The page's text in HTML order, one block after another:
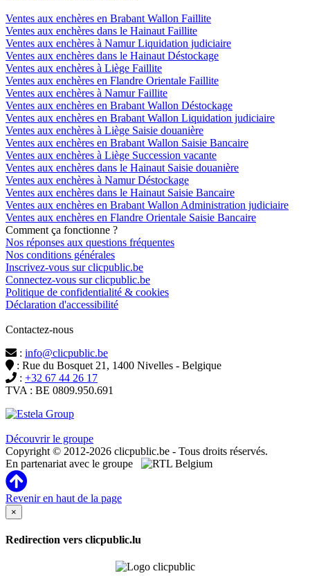
Ventes aux enchères en Brabant Wallon Faillite
Ventes aux enchères dans le Hainaut Faillite
Ventes aux enchères à Namur Liquidation judiciaire
Ventes aux enchères dans le Hainaut Déstockage
Ventes aux enchères à Liège Faillite
Ventes aux enchères en Flandre Orientale Faillite
Ventes aux enchères à Namur Faillite
Ventes aux enchères en Brabant Wallon Déstockage
Ventes aux enchères en Brabant Wallon Liquidation judiciaire
Ventes aux enchères à Liège Saisie douanière
Ventes aux enchères en Brabant Wallon Saisie Bancaire
Ventes aux enchères à Liège Succession vacante
Ventes aux enchères dans le Hainaut Saisie douanière
Ventes aux enchères à Namur Déstockage
Ventes aux enchères dans le Hainaut Saisie Bancaire
Ventes aux enchères en Brabant Wallon Administration judiciaire
Ventes aux enchères en Flandre Orientale Saisie Bancaire
Comment ça fonctionne ?
Nos réponses aux questions fréquentes
Nos conditions générales
Inscrivez-vous sur clicpublic.be
Connectez-vous sur clicpublic.be
Politique de confidentialité & cookies
Déclaration d'accessibilité
Contactez-nous
: info@clicpublic.be
: Rue du Bosquet 21, 1400 Nivelles - Belgique
: +32 67 44 26 17
TVA : BE 0809.950.691
Découvrir le groupe
Copyright © 2012-2026 clicpublic.be - Tous droits réservés.
En partenariat avec le groupe
Revenir en haut de la page
×
Redirection vers clicpublic.lu